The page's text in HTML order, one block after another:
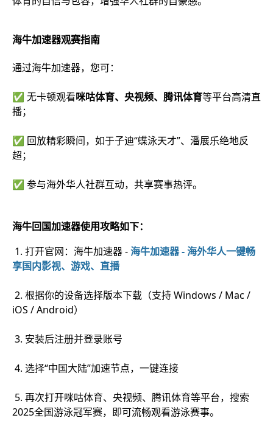
海牛加速器观赛指南
通过海牛加速器，您可：
✅ 无卡顿观看咪咕体育、央视频、腾讯体育等平台高清直
播；
✅ 回放精彩瞬间，如于子迪“蝶泳天才”、潘展乐绝地反
超；
✅ 参与海外华人社群互动，共享赛事热评。
海牛回国加速器使用攻略如下：
1. 打开官网：海牛加速器 -海牛加速器 - 海外华人一键畅
享国内影视、游戏、直播
2. 根据你的设备选择版本下载（支持 Windows / Mac /
iOS / Android）
3. 安装后注册并登录账号
4. 选择“中国大陆”加速节点，一键连接
5. 再次打开咪咕体育、央视频、腾讯体育等平台，搜索
2025全国游泳冠军赛，即可流畅观看游泳赛事。